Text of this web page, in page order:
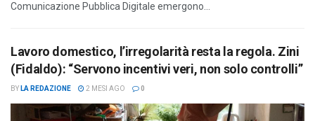
Comunicazione Pubblica Digitale emergono...
Lavoro domestico, l’irregolarità resta la regola. Zini
(Fidaldo): “Servono incentivi veri, non solo controlli”
BY LA REDAZIONE 2 MESI AGO 0